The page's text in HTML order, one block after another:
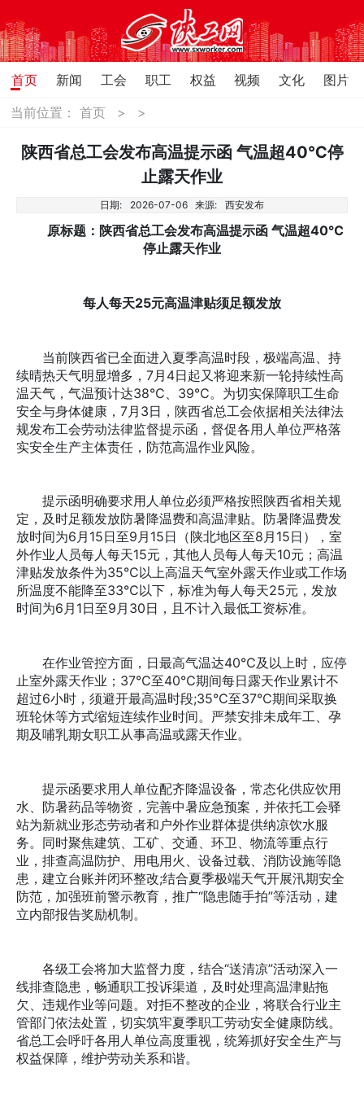
首页 新闻 工会 职工 权益 视频 文化
图片
当前位置：首页 > >
陕西省总工会发布高温提示函 气温超40℃停
止露天作业
日期: 2026-07-06 来源: 西安发布
原标题：陕西省总工会发布高温提示函 气温超40℃
停止露天作业
每人每天25元高温津贴须足额发放
当前陕西省已全面进入夏季高温时段，极端高温、持
续晴热天气明显增多，7月4日起又将迎来新一轮持续性高
温天气，气温预计达38℃、39℃。为切实保障职工生命
安全与身体健康，7月3日，陕西省总工会依据相关法律法
规发布工会劳动法律监督提示函，督促各用人单位严格落
实安全生产主体责任，防范高温作业风险。
提示函明确要求用人单位必须严格按照陕西省相关规
定，及时足额发放防暑降温费和高温津贴。防暑降温费发
放时间为6月15日至9月15日（陕北地区至8月15日），室
外作业人员每人每天15元，其他人员每人每天10元；高温
津贴发放条件为35℃以上高温天气室外露天作业或工作场
所温度不能降至33℃以下，标准为每人每天25元，发放
时间为6月1日至9月30日，且不计入最低工资标准。
在作业管控方面，日最高气温达40℃及以上时，应停
止室外露天作业；37℃至40℃期间每日露天作业累计不
超过6小时，须避开最高温时段;35℃至37℃期间采取换
班轮休等方式缩短连续作业时间。严禁安排未成年工、孕
期及哺乳期女职工从事高温或露天作业。
提示函要求用人单位配齐降温设备，常态化供应饮用
水、防暑药品等物资，完善中暑应急预案，并依托工会驿
站为新就业形态劳动者和户外作业群体提供纳凉饮水服
务。同时聚焦建筑、工矿、交通、环卫、物流等重点行
业，排查高温防护、用电用火、设备过载、消防设施等隐
患，建立台账并闭环整改;结合夏季极端天气开展汛期安全
防范，加强班前警示教育，推广“隐患随手拍”等活动，建
立内部报告奖励机制。
各级工会将加大监督力度，结合“送清凉”活动深入一
线排查隐患，畅通职工投诉渠道，及时处理高温津贴拖
欠、违规作业等问题。对拒不整改的企业，将联合行业主
管部门依法处置，切实筑牢夏季职工劳动安全健康防线。
省总工会呼吁各用人单位高度重视，统筹抓好安全生产与
权益保障，维护劳动关系和谐。